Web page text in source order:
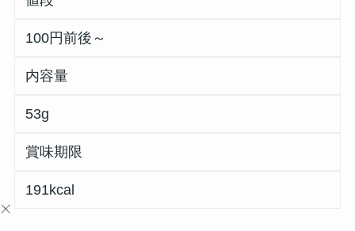
100円前後～
内容量
53g
賞味期限
191kcal